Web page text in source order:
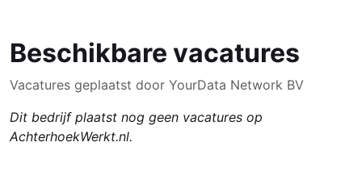
Beschikbare vacatures
Vacatures geplaatst door YourData Network BV
Dit bedrijf plaatst nog geen vacatures op
AchterhoekWerkt.nl.